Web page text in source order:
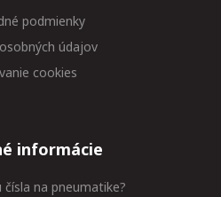
podmienky
údajov
cookies
informácie
čísla na pneumatike?